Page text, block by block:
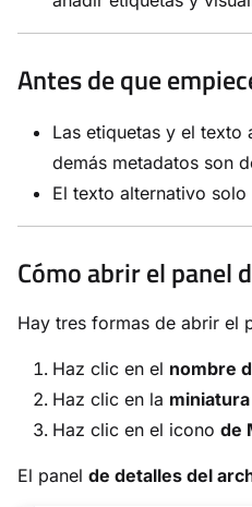
Antes de que
Las etiquetas y el texto
demás metadatos son
El texto alternativo
Cómo abrir el panel
Hay tres formas de abrir el
Haz clic en el nombre
Haz clic en la miniatura
Haz clic en el icono de
El panel de detalles del